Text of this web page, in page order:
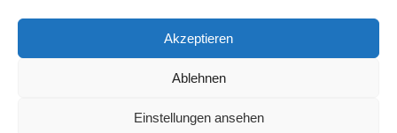
Akzeptieren
Ablehnen
Einstellungen ansehen
Haus der Evangelischen Kirche | III. Hagen 39 / 45127 Essen
Impressum|Datenschutz
Fon 0201 / 22 05-221 | Fax 0201 / 22 05-223 | e-Mail